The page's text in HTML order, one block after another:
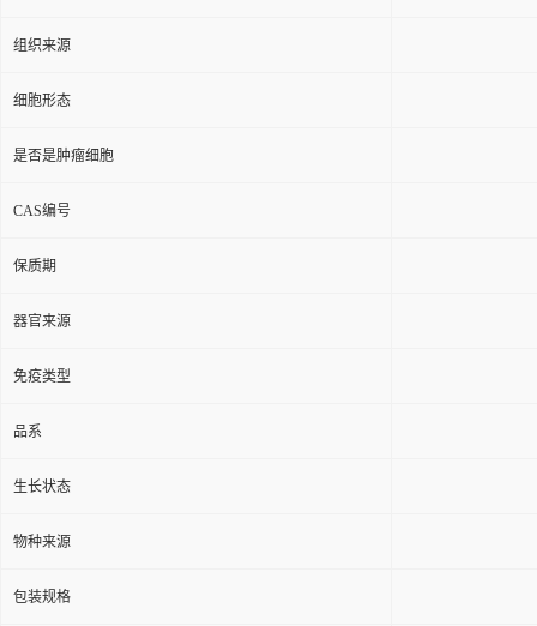
组织来源
细胞形态
是否是肿瘤细胞
CAS编号
保质期
器官来源
免疫类型
品系
生长状态
物种来源
包装规格